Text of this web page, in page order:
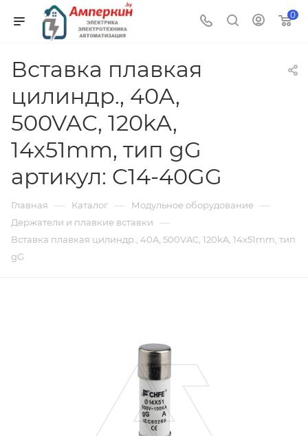
0
Вставка плавкая
цилиндр., 40A,
500VAC, 120kA,
14х51mm, тип gG
артикул: C14-40GG
Главная — Каталог — Модульное оборудование —
Держатели и плавкие вставки —
Вставка плавкая цилиндр., 40A, 500VAC, 120kA, 14х51mm, тип
gG